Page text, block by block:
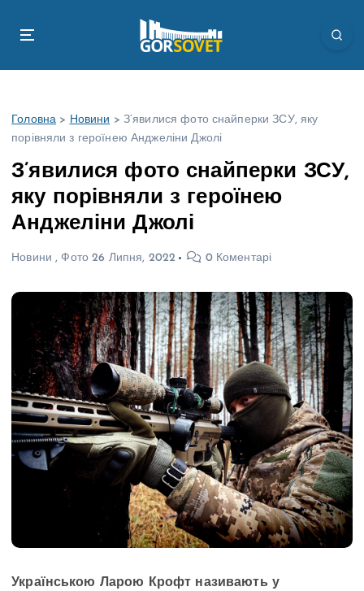
Головна > Новини > З’явилися фото снайперки ЗСУ, яку
порівняли з героїнею Анджеліни Джолі
З’явилися фото снайперки ЗСУ,
яку порівняли з героїнею
Анджеліни Джолі
Новини , Фото 26 Липня, 2022 0 Коментарі
Українською Ларою Крофт називають у